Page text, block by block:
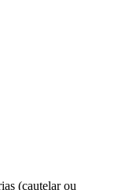
(cautelar ou